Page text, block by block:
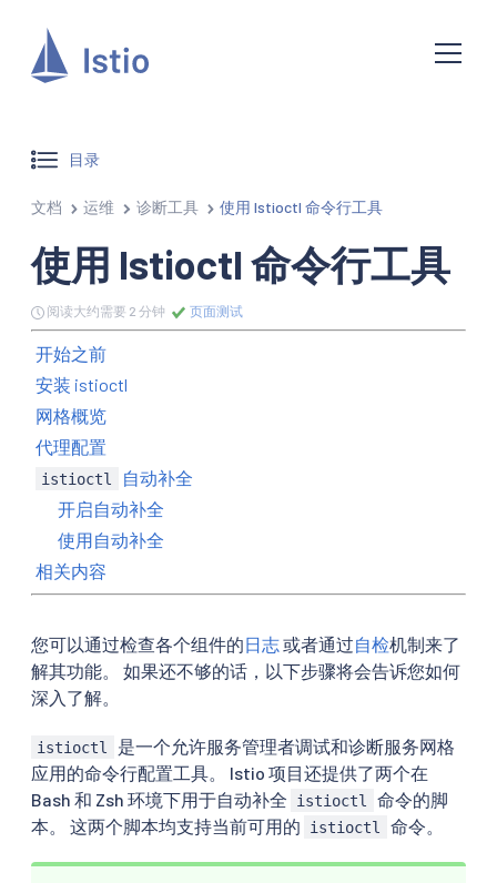
目录
文档 运维 诊断工具 使用 Istioctl 命令行工具
使用 Istioctl 命令行工具
阅读大约需要 2 分钟 页面测试
开始之前
安装 istioctl
网格概览
代理配置
istioctl
自动补全
开启自动补全
使用自动补全
相关内容
您可以通过检查各个组件的日志或者通过自检机制来了
解其功能。 如果还不够的话，以下步骤将会告诉您如何
深入了解。
istioctl
是一个允许服务管理者调试和诊断服务网格
应用的命令行配置工具。 Istio 项目还提供了两个在
Bash 和 Zsh 环境下用于自动补全
istioctl
命令的脚
本。 这两个脚本均支持当前可用的
istioctl 命令。